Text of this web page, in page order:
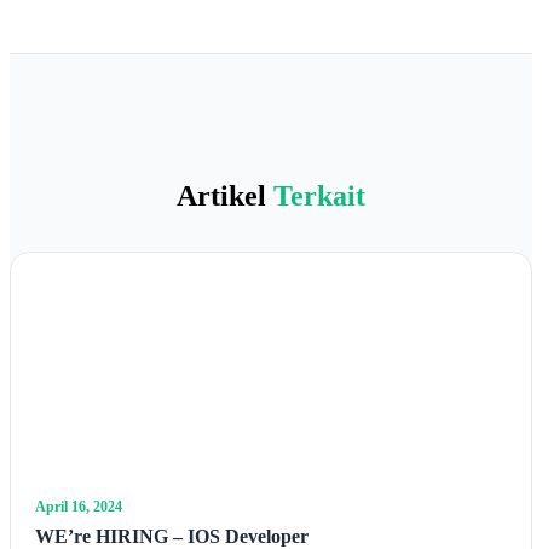
Artikel Terkait
April 16, 2024
WE’re HIRING – IOS Developer